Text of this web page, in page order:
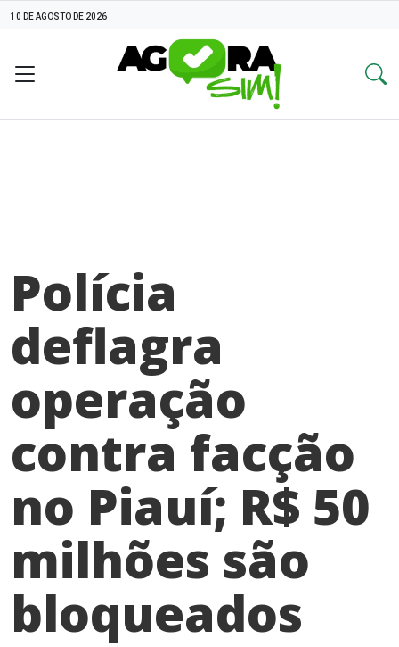
10 DE AGOSTO DE 2026
Polícia
deflagra
operação
contra facção
no Piauí; R$ 50
milhões são
bloqueados